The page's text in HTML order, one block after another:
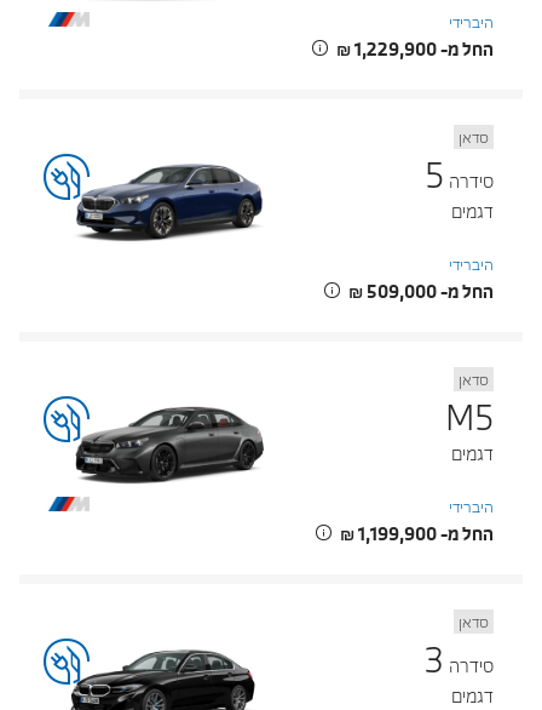
היברידי
החל מ- ‏1,229,900 ‏₪
סדאן
סידרה5
דגמים
היברידי
החל מ- ‏509,000 ‏₪
סדאן
M5
דגמים
היברידי
החל מ- ‏1,199,900 ‏₪
סדאן
סידרה3
דגמים